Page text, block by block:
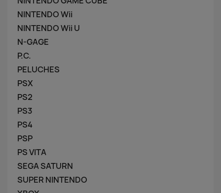
NINTENDO Wii
NINTENDO Wii U
N-GAGE
P.C.
PELUCHES
PSX
PS2
PS3
PS4
PSP
PS VITA
SEGA SATURN
SUPER NINTENDO